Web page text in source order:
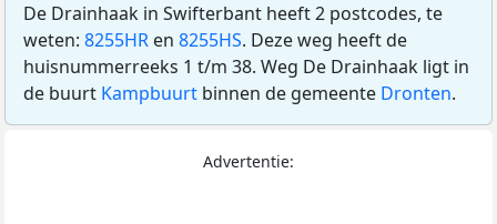
De Drainhaak in Swifterbant heeft 2 postcodes, te
weten: 8255HR en 8255HS. Deze weg heeft de
huisnummerreeks 1 t/m 38. Weg De Drainhaak ligt in
de buurt Kampbuurt binnen de gemeente Dronten.
Advertentie: